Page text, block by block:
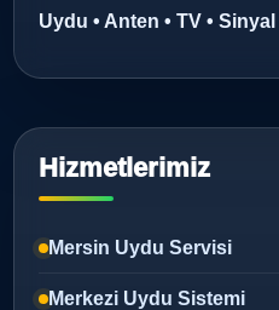
Uydu • Anten • TV • Sinyal
Hizmetlerimiz
Mersin Uydu Servisi
Merkezi Uydu Sistemi